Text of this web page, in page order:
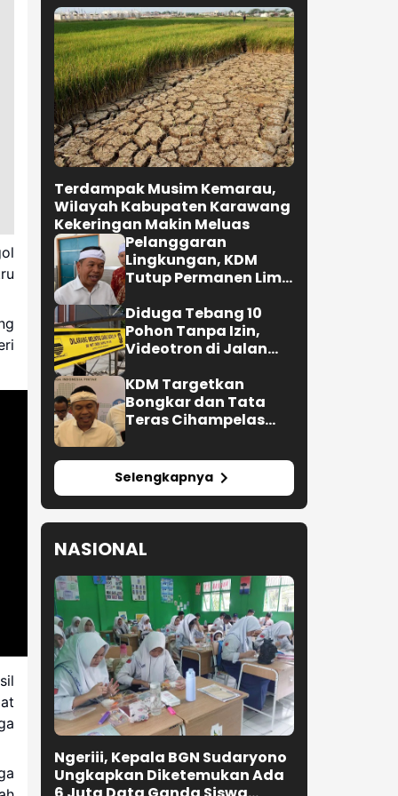
Terdampak Musim Kemarau,
Wilayah Kabupaten Karawang
Kekeringan Makin Meluas
Pelanggaran
Lingkungan, KDM
Tutup Permanen Lima
di Cipatat
Diduga Tebang 10
Pohon Tanpa Izin,
Videotron di Jalan
Bandung Disegel
KDM Targetkan
Bongkar dan Tata
Teras Cihampelas
Selengkapnya
NASIONAL
Ngeriii, Kepala BGN Sudaryono
Ungkapkan Diketemukan Ada